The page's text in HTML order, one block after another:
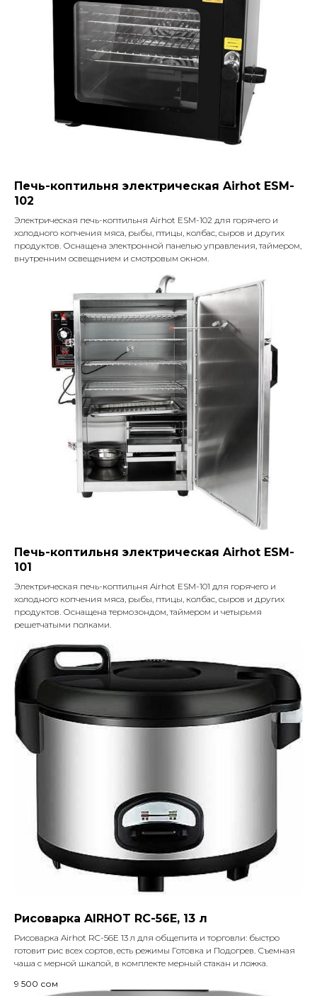
Печь-коптильня электрическая Airhot ESM-
102
Электрическая печь-коптильня Airhot ESM-102 для горячего и
холодного копчения мяса, рыбы, птицы, колбас, сыров и других
продуктов. Оснащена электронной панелью управления, таймером,
внутренним освещением и смотровым окном.
Печь-коптильня электрическая Airhot ESM-
101
Электрическая печь-коптильня Airhot ESM-101 для горячего и
холодного копчения мяса, рыбы, птицы, колбас, сыров и других
продуктов. Оснащена термозондом, таймером и четырьмя
решетчатыми полками.
Рисоварка AIRHOT RC-56E, 13 л
Рисоварка Airhot RC-56E 13 л для общепита и торговли: быстро
готовит рис всех сортов, есть режимы Готовка и Подогрев. Съемная
чаша с мерной шкалой, в комплекте мерный стакан и ложка.
9 500 сом